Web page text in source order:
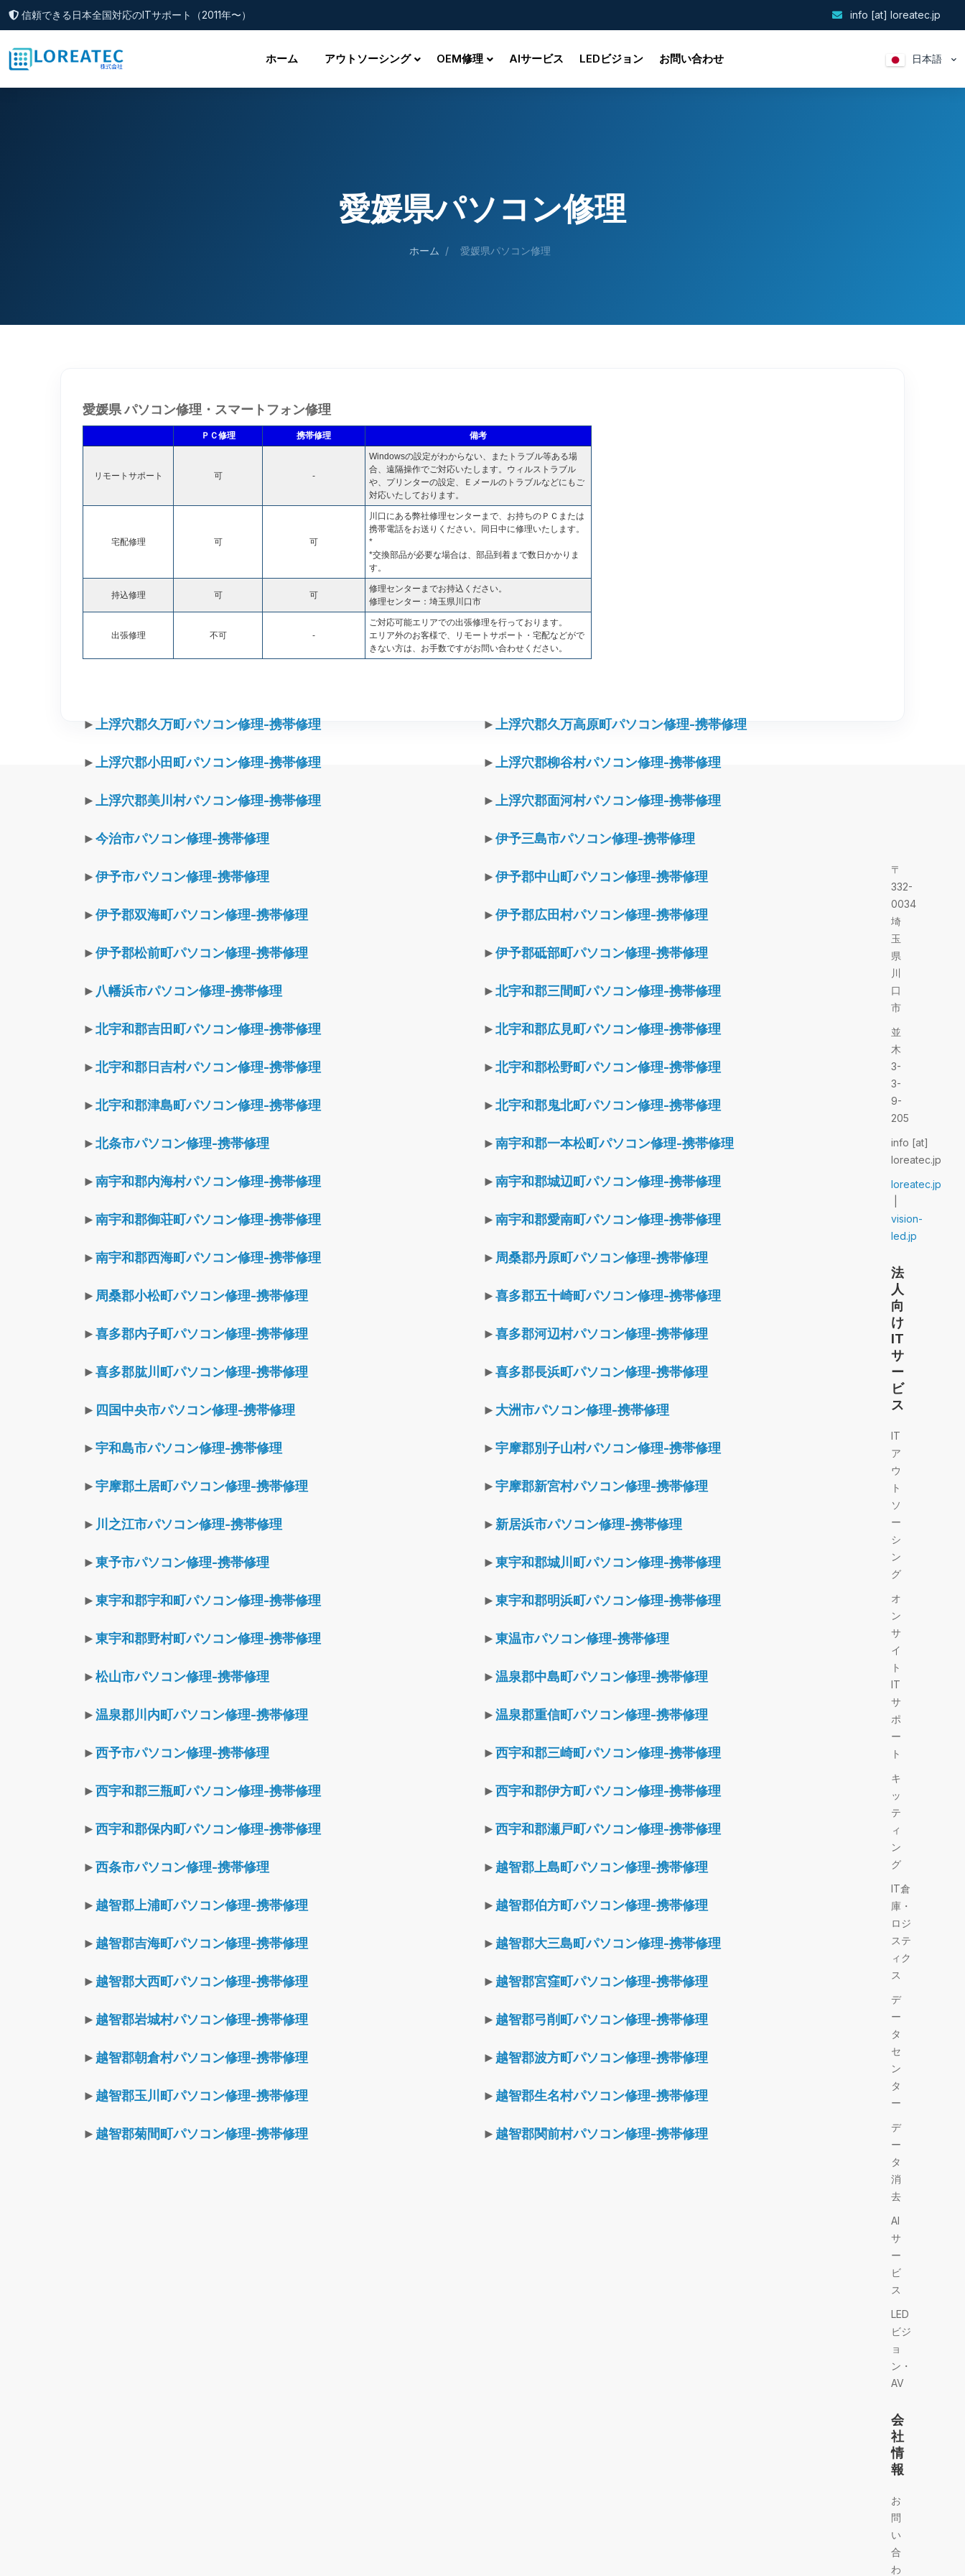
信頼できる日本全国対応のITサポート（2011年〜） info [at] loreatec.jp
ホーム アウトソーシング OEM修理 AIサービス LEDビジョン お問い合わせ 日本語
愛媛県パソコン修理
ホーム / 愛媛県パソコン修理
愛媛県 パソコン修理・スマートフォン修理
ＰＣ修理 携帯修理 備考
リモートサポート 可 -
Windowsの設定がわからない、またトラブル等ある場
合、遠隔操作でご対応いたします。ウィルストラブル
や、プリンターの設定、Ｅメールのトラブルなどにもご
対応いたしております。
宅配修理 可 可
川口にある弊社修理センターまで、お持ちのＰＣまたは
携帯電話をお送りください。同日中に修理いたします。
*
*交換部品が必要な場合は、部品到着まで数日かかりま
す。
持込修理 可 可
修理センターまでお持込ください。
修理センター：埼玉県川口市
出張修理 不可 -
ご対応可能エリアでの出張修理を行っております。
エリア外のお客様で、リモートサポート・宅配などがで
きない方は、お手数ですがお問い合わせください。
►上浮穴郡久万町パソコン修理-携帯修理 ►上浮穴郡久万高原町パソコン修理-携帯修理
►上浮穴郡小田町パソコン修理-携帯修理 ►上浮穴郡柳谷村パソコン修理-携帯修理
► 上浮穴郡美川村パソコン修理-携帯修理 ► 上浮穴郡面河村パソコン修理-携帯修理
►今治市パソコン修理-携帯修理 ►伊予三島市パソコン修理-携帯修理
►伊予市パソコン修理-携帯修理 ►伊予郡中山町パソコン修理-携帯修理
►伊予郡双海町パソコン修理-携帯修理 ►伊予郡広田村パソコン修理-携帯修理
►伊予郡松前町パソコン修理-携帯修理 ►伊予郡砥部町パソコン修理-携帯修理
► 八幡浜市パソコン修理-携帯修理 ►北宇和郡三間町パソコン修理-携帯修理
►北宇和郡吉田町パソコン修理-携帯修理 ►北宇和郡広見町パソコン修理-携帯修理
►北宇和郡日吉村パソコン修理-携帯修理 ►北宇和郡松野町パソコン修理-携帯修理
►北宇和郡津島町パソコン修理-携帯修理 ►北宇和郡鬼北町パソコン修理-携帯修理
►北条市パソコン修理-携帯修理 ►南宇和郡一本松町パソコン修理-携帯修理
►南宇和郡内海村パソコン修理-携帯修理 ►南宇和郡城辺町パソコン修理-携帯修理
►南宇和郡御荘町パソコン修理-携帯修理 ►南宇和郡愛南町パソコン修理-携帯修理
►南宇和郡西海町パソコン修理-携帯修理 ► 周桑郡丹原町パソコン修理-携帯修理
► 周桑郡小松町パソコン修理-携帯修理 ►喜多郡五十崎町パソコン修理-携帯修理
►喜多郡内子町パソコン修理-携帯修理 ►喜多郡河辺村パソコン修理-携帯修理
►喜多郡肱川町パソコン修理-携帯修理 ►喜多郡長浜町パソコン修理-携帯修理
► 四国中央市パソコン修理-携帯修理 ► 大洲市パソコン修理-携帯修理
►宇和島市パソコン修理-携帯修理 ►宇摩郡別子山村パソコン修理-携帯修理
►宇摩郡土居町パソコン修理-携帯修理 ►宇摩郡新宮村パソコン修理-携帯修理
► 川之江市パソコン修理-携帯修理 ► 新居浜市パソコン修理-携帯修理
►東予市パソコン修理-携帯修理 ►東宇和郡城川町パソコン修理-携帯修理
►東宇和郡宇和町パソコン修理-携帯修理 ►東宇和郡明浜町パソコン修理-携帯修理
►東宇和郡野村町パソコン修理-携帯修理 ►東温市パソコン修理-携帯修理
►松山市パソコン修理-携帯修理 ►温泉郡中島町パソコン修理-携帯修理
►温泉郡川内町パソコン修理-携帯修理 ►温泉郡重信町パソコン修理-携帯修理
►西予市パソコン修理-携帯修理 ►西宇和郡三崎町パソコン修理-携帯修理
►西宇和郡三瓶町パソコン修理-携帯修理 ►西宇和郡伊方町パソコン修理-携帯修理
►西宇和郡保内町パソコン修理-携帯修理 ►西宇和郡瀬戸町パソコン修理-携帯修理
►西条市パソコン修理-携帯修理 ► 越智郡上島町パソコン修理-携帯修理
► 越智郡上浦町パソコン修理-携帯修理 ► 越智郡伯方町パソコン修理-携帯修理
► 越智郡吉海町パソコン修理-携帯修理 ► 越智郡大三島町パソコン修理-携帯修理
► 越智郡大西町パソコン修理-携帯修理 ► 越智郡宮窪町パソコン修理-携帯修理
► 越智郡岩城村パソコン修理-携帯修理 ► 越智郡弓削町パソコン修理-携帯修理
► 越智郡朝倉村パソコン修理-携帯修理 ► 越智郡波方町パソコン修理-携帯修理
► 越智郡玉川町パソコン修理-携帯修理 ► 越智郡生名村パソコン修理-携帯修理
► 越智郡菊間町パソコン修理-携帯修理 ► 越智郡関前村パソコン修理-携帯修理
〒
332-
0034
埼
玉
県
川
口
市
並
木
3-
3-
9-
205
info [at]
loreatec.jp
loreatec.jp
vision-
led.jp
法
人
向
け
IT
サ
ー
ビ
ス
IT
ア
ウ
ト
ソ
ー
シ
ン
グ
オ
ン
サ
イ
ト
IT
サ
ポ
ー
ト
キ
ッ
テ
ィ
ン
グ
IT倉
庫・
ロジ
ステ
ィク
ス
デ
ー
タ
セ
ン
タ
ー
デ
ー
タ
消
去
AI
サ
ー
ビ
ス
LED
ビジ
ョ
ン・
AV
会
社
情
報
お
問
い
合
わ